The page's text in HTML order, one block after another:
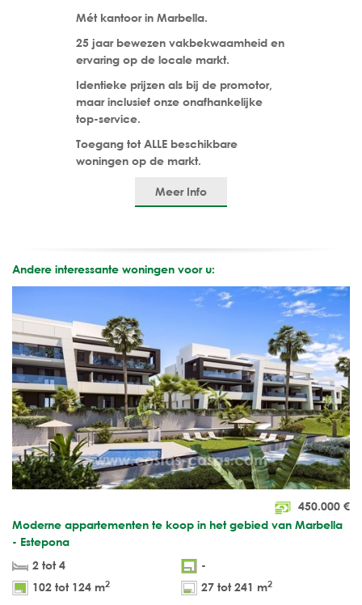
Mét kantoor in Marbella.
25 jaar bewezen vakbekwaamheid en
ervaring op de locale markt.
Identieke prijzen als bij de promotor,
maar inclusief onze onafhankelijke
top-service.
Toegang tot ALLE beschikbare
woningen op de markt.
Meer Info
Andere interessante woningen voor u:
450.000 €
Moderne appartementen te koop in het gebied van Marbella
- Estepona
2 tot 4
-
102 tot 124 m2 27 tot 241 m2